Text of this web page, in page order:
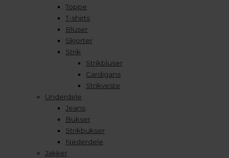
Toppe
T-shirts
Bluser
Skjorter
Strik
Strikbluser
Cardigans
Strikveste
Underdele
Jeans
Bukser
Strikbukser
Nederdele
Jakker